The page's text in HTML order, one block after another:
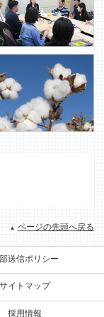
ページの先頭へ戻る
送信ポリシー
サイトマップ
採用情報